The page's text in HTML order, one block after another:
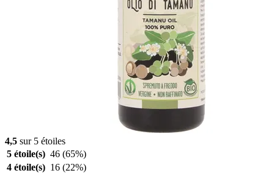
4,5 sur 5 étoiles
5 étoile(s) 46 (65%)
4 étoile(s) 16 (22%)